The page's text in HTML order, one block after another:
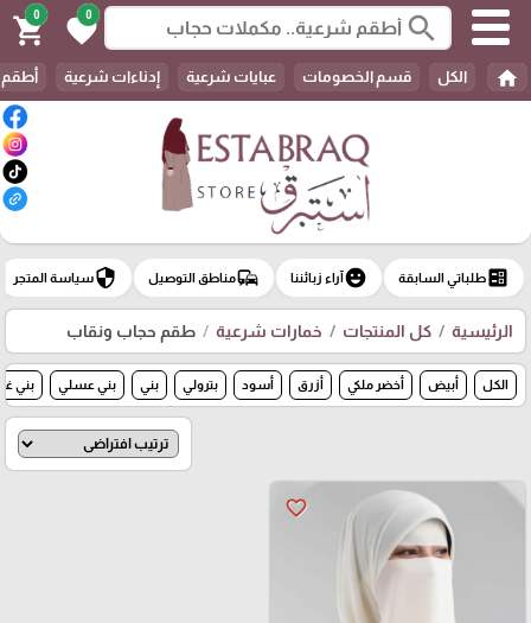
search
0
favorite
0
shopping_cart
home الكل قسم الخصومات عبايات شرعية إدناءات شرعية
ballotطلباتي السابقة emoji_emotionsآراء زبائننا commuteمناطق التوصيل securityسياسة المتجر
الرئيسية كل المنتجات خمارات شرعية طقم حجاب ونقاب
الكل أبيض أخضر ملكي أزرق أسود بترولي بني بني عسلي بني
favorite_border